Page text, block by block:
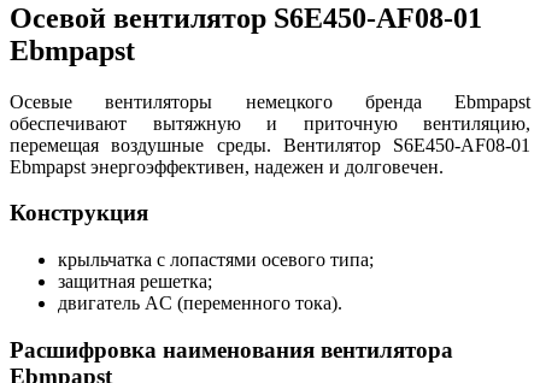
Осевой вентилятор S6E450-AF08-01
Ebmpapst
Осевые вентиляторы немецкого бренда Ebmpapst
обеспечивают вытяжную и приточную вентиляцию,
перемещая воздушные среды. Вентилятор S6E450-AF08-01
Ebmpapst энергоэффективен, надежен и долговечен.
Конструкция
крыльчатка с лопастями осевого типа;
защитная решетка;
двигатель AC (переменного тока).
Расшифровка наименования вентилятора
Ebmpapst